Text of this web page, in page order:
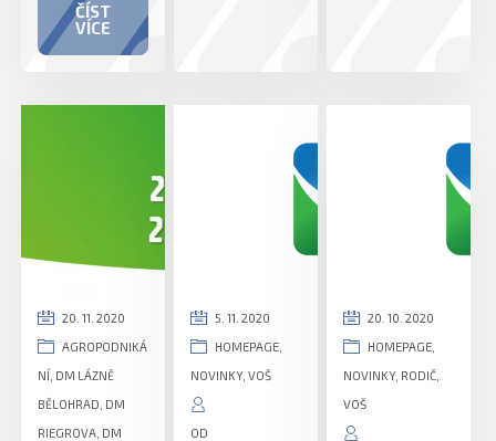
ČÍST
VÍCE
20. 11. 2020
AGROPODNIKÁ
NÍ DM LÁZNĚ
BĚLOHRAD DM
RIEGROVA DM
5. 11. 2020
HOMEPAGE
NOVINKY,VOŠ
OD
20. 10. 2020
HOMEPAGE
NOVINKY, RODIČ
VOŠ